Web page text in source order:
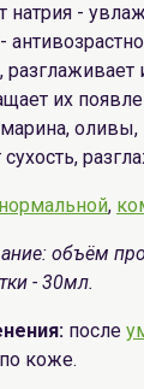
натрия -
их
сухость,
нормальной,
объём
- 30мл.
после
коже.